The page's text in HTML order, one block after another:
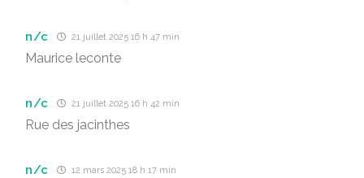
n/c 21 juillet 2025 16 h 47 min
Maurice leconte
n/c 21 juillet 2025 16 h 42 min
Rue des jacinthes
n/c 12 mars 2025 18 h 17 min